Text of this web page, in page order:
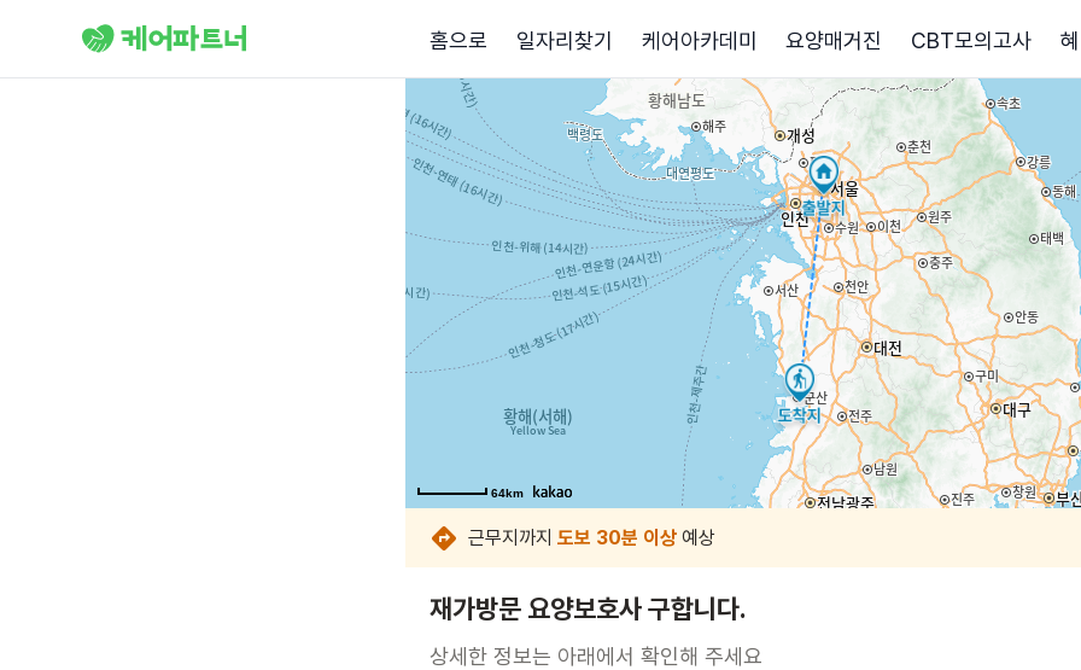
홈으로 일자리찾기 케어아카데미 요양매거진 CBT모의고사
64km
64km
64km
64km
64km
64km
64km
64km
근무지까지 도보 30분 이상 예상
재가방문 요양보호사 구합니다.
상세한 정보는 아래에서 확인해 주세요